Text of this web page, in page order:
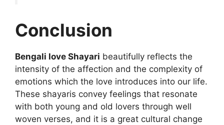
Conclusion
Bengali love Shayari beautifully reflects the
intensity of the affection and the complexity of
emotions which the love introduces into our life.
These shayaris convey feelings that resonate
with both young and old lovers through well
woven verses, and it is a great cultural change